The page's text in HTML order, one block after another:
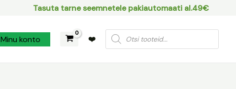
Tasuta tarne seemnetele pakiautomaati al.49€
Minu konto ❤️
Products
search